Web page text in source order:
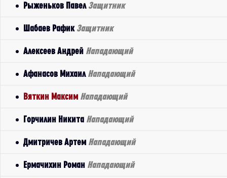
Рыженьков Павел Защитник
Шабаев Рафик Защитник
Алексеев Андрей Нападающий
Афанасов Михаил Нападающий
Вяткин Максим Нападающий
Горчилин Никита Нападающий
Дмитричев Артем Нападающий
Ермачихин Роман Нападающий